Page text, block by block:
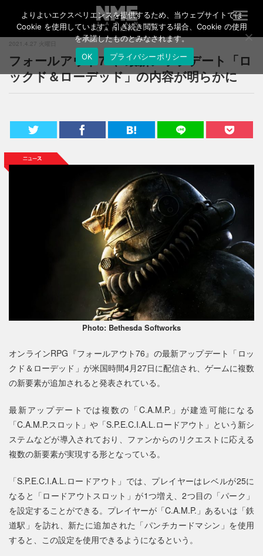
T
o
g
l
a
a
2021.4.27 火曜日
フォールアウト76、最新アップデート「ロ
ックド＆ローデッド」の内容が明らかに
Photo: Bethesda Softworks
オンラインRPG『フォールアウト76』の最新アップデート「ロッ
クド＆ローデッド」が米国時間4月27日に配信され、ゲームに複数
の新要素が追加されると発表されている。
最新アップデートでは複数の「C.A.M.P.」が建造可能になる
「C.A.M.P.スロット」や「S.P.E.C.I.A.L.ロードアウト」という新シ
ステムなどが導入されており、ファンからのリクエストに応える
複数の新要素が実現する形となっている。
「S.P.E.C.I.A.L.ロードアウト」では、プレイヤーはレベルが25に
なると「ロードアウトスロット」が1つ増え、2つ目の「パーク」
を設定することができる。プレイヤーが「C.A.M.P.」あるいは「鉄
道駅」を訪れ、新たに追加された「パンチカードマシン」を使用
すると、この設定を使用できるようになるという。
よりよいエクスペリエンスを提供するため、当ウェブサイトでは
Cookie を使用しています。引き続き閲覧する場合、Cookie の使用
を承諾したものとみなされます。
OK
プライバシーポリシー